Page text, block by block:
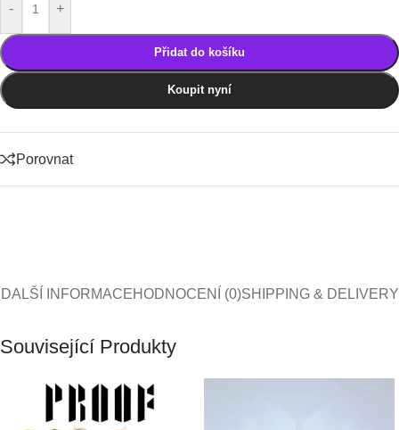
- +
Přidat do košíku
Koupit nyní
Porovnat
DALŠÍ INFORMACEHODNOCENÍ (0)SHIPPING & DELIVERY
Související Produkty